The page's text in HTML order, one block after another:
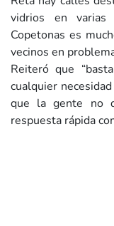
vidrios en
Copetonas es
vecinos en
Reiteró que
cualquier
que la gente no
respuesta rápida